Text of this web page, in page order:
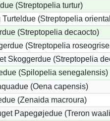
(Streptopelia turtur)
(Streptopelia
(Streptopelia decaocto)
(Streptopelia
Skoggerdue (Streptopelia
(Spilopelia senegalensis)
(Oena capensis)
(Zenaida macroura)
Papegøjedue (Treron